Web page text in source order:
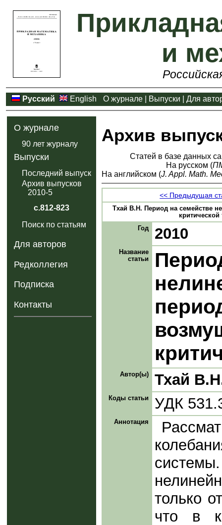
и
Русский English О журнале Выпуски Для
О журнале
90 лет журналу
Выпуски
Последний выпуск
Архив выпусков
2010-5
с.812-823
Поиск по статьям
Для авторов
Редколлегия
Подписка
Контакты
Архив
Статей в базе данных
На русском (
На английском (J. Appl. Math.
<< Предыдущая
Тхай В.Н. Период на семействе
Год
2010
Название
статьи
Автор(ы) Тхай
Коды статьи УДК
Аннотация
только
что в